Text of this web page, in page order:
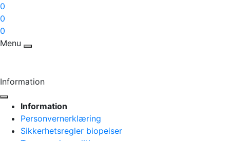
0
0
0
Menu
Information
Information
Personvernerklæring
Sikkerhetsregler biopeiser